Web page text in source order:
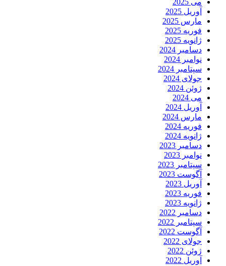
می 2025
آوریل 2025
مارس 2025
فوریه 2025
ژانویه 2025
دسامبر 2024
نوامبر 2024
سپتامبر 2024
جولای 2024
ژوئن 2024
می 2024
آوریل 2024
مارس 2024
فوریه 2024
ژانویه 2024
دسامبر 2023
نوامبر 2023
سپتامبر 2023
آگوست 2023
آوریل 2023
فوریه 2023
ژانویه 2023
دسامبر 2022
سپتامبر 2022
آگوست 2022
جولای 2022
ژوئن 2022
آوریل 2022